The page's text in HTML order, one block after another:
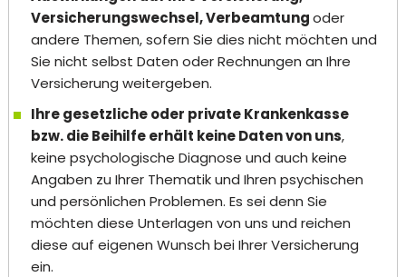
Versicherungswechsel, Verbeamtungoder
andere Themen, sofern Sie dies nicht möchten und
Sie nicht selbst Daten oder Rechnungen an Ihre
Versicherung weitergeben.
Ihre gesetzliche oder private Krankenkasse
bzw. die Beihilfe erhält keine Daten von uns,
keine psychologische Diagnose und auch keine
Angaben zu Ihrer Thematik und Ihren psychischen
und persönlichen Problemen. Es sei denn Sie
möchten diese Unterlagen von uns und reichen
diese auf eigenen Wunsch bei Ihrer Versicherung
ein.